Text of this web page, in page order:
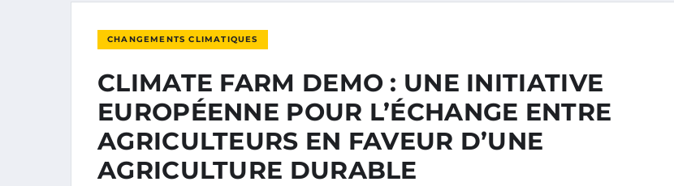
CHANGEMENTS CLIMATIQUES
CLIMATE FARM DEMO : UNE INITIATIVE
EUROPÉENNE POUR L’ÉCHANGE ENTRE
AGRICULTEURS EN FAVEUR D’UNE
AGRICULTURE DURABLE